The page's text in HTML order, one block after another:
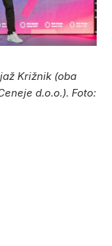
Križnik (oba
d.o.o.). Foto: